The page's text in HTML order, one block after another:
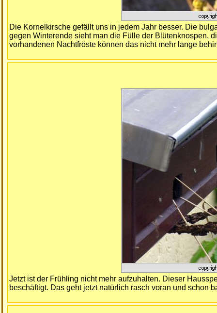
Die Kornelkirsche gefällt uns in jedem Jahr besser. Die
gegen Winterende sieht man die Fülle der Blütenknospen,
vorhandenen Nachtfröste können das nicht mehr lange
Jetzt ist der Frühling nicht mehr aufzuhalten. Dieser
beschäftigt. Das geht jetzt natürlich rasch voran und schon